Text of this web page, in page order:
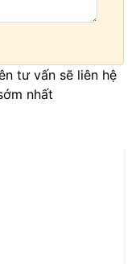
tư vấn sẽ liên hệ
nhất